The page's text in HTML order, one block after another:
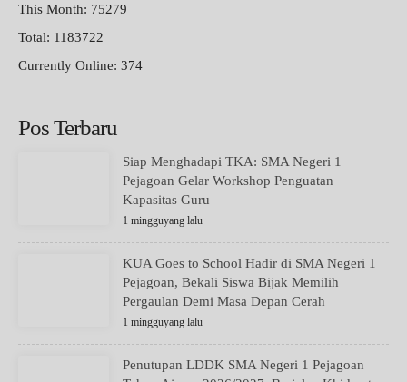
This Month: 75279
Total: 1183722
Currently Online: 374
Pos Terbaru
Siap Menghadapi TKA: SMA Negeri 1
Pejagoan Gelar Workshop Penguatan
Kapasitas Guru
1 mingguyang lalu
KUA Goes to School Hadir di SMA Negeri 1
Pejagoan, Bekali Siswa Bijak Memilih
Pergaulan Demi Masa Depan Cerah
1 mingguyang lalu
Penutupan LDDK SMA Negeri 1 Pejagoan